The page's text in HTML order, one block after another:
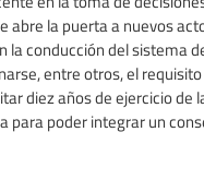
abre la puerta a nuevos
la conducción del sistema
entre otros, el
diez años de ejercicio de
para poder integrar un